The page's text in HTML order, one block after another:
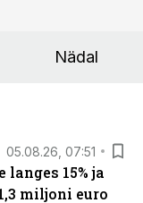
Nädal
05.08.26, 07:51
15% ja
miljoni euro